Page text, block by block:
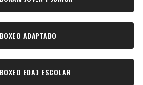
BOXEO ADAPTADO
BOXEO EDAD ESCOLAR